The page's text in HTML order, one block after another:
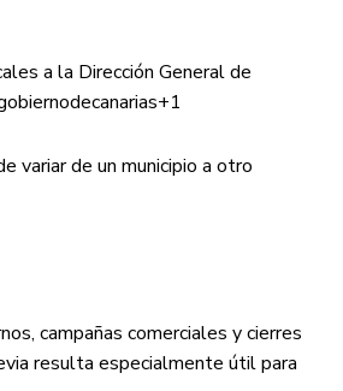
a la Dirección General de
+1
variar de un municipio a otro
campañas comerciales y cierres
resulta especialmente útil para